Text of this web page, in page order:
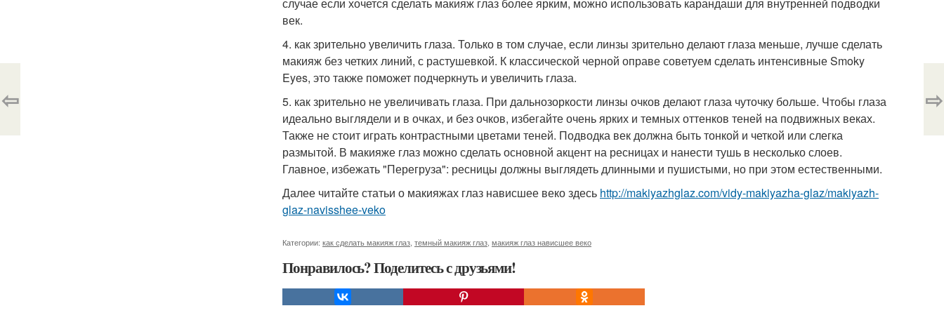
век.
4. как зрительно увеличить глаза. Только в том случае, если линзы зрительно делают глаза меньше, лучше сделать
макияж без четких линий, с растушевкой. К классической черной оправе советуем сделать интенсивные Smoky
Eyes, это также поможет подчеркнуть и увеличить глаза.
5. как зрительно не увеличивать глаза. При дальнозоркости линзы очков делают глаза чуточку больше. Чтобы глаза
идеально выглядели и в очках, и без очков, избегайте очень ярких и темных оттенков теней на подвижных веках.
Также не стоит играть контрастными цветами теней. Подводка век должна быть тонкой и четкой или слегка
размытой. В макияже глаз можно сделать основной акцент на ресницах и нанести тушь в несколько слоев.
Главное, избежать "Перегруза": ресницы должны выглядеть длинными и пушистыми, но при этом естественными.
Далее читайте статьи о макияжах глаз нависшее веко здесь http://makiyazhglaz.com/vidy-makiyazha-glaz/makiyazh-
glaz-navisshee-veko
Категории: как сделать макияж глаз темный макияж глаз макияж глаз нависшее веко
Понравилось? Поделитесь с друзьями!
⇦ ⇨